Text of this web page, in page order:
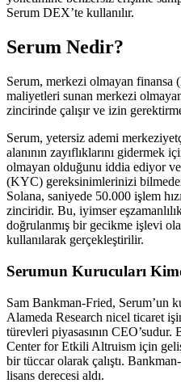
Serum DEX’te kullanılır.
Serum Nedir?
Serum, merkezi olmayan finansa
maliyetleri sunan merkezi
zincirinde çalışır ve izin
Serum, yetersiz ademi
alanının zayıflıklarını gidermek
olmayan olduğunu iddia ediyor
(KYC) gereksinimlerinizi
Solana, saniyede 50.000 işlem
zinciridir. Bu, iyimser
doğrulanmış bir gecikme işlevi
kullanılarak gerçekleştirilir.
Serumun Kurucuları
Sam Bankman-Fried, Serum’un
Alameda Research nicel ticaret
türevleri piyasasının
Center for Etkili Altruism için
bir tüccar olarak çalıştı.
lisans derecesi aldı.